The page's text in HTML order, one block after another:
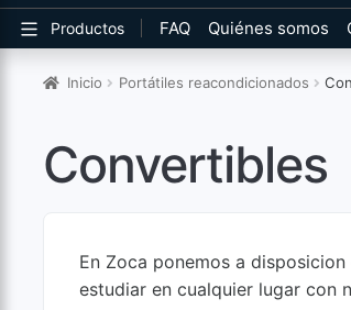
Productos FAQ Quiénes somos
Inicio Portátiles reacondicionados
Convertibles
En Zoca ponemos a
estudiar en cualquier lugar con